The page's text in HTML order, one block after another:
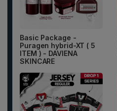
Basic Package -
Puragen hybrid-XT ( 5
ITEM ) - DAVIENA
SKINCARE